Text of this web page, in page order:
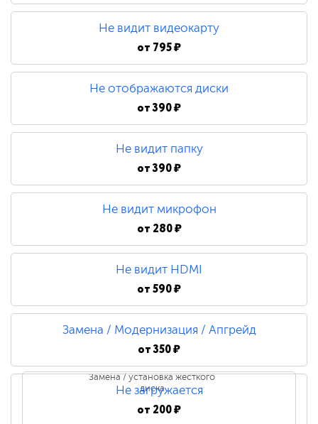
Не видит видеокарту
от 795 ₽
Не отображаются диски
от390 ₽
Не видит папку
от390 ₽
Не видит микрофон
от 280 ₽
Не видит HDMI
от590 ₽
Замена / Модернизация / Апгрейд
от350 ₽
Замена / установка жесткого
диска
Не загружается
от 200 ₽